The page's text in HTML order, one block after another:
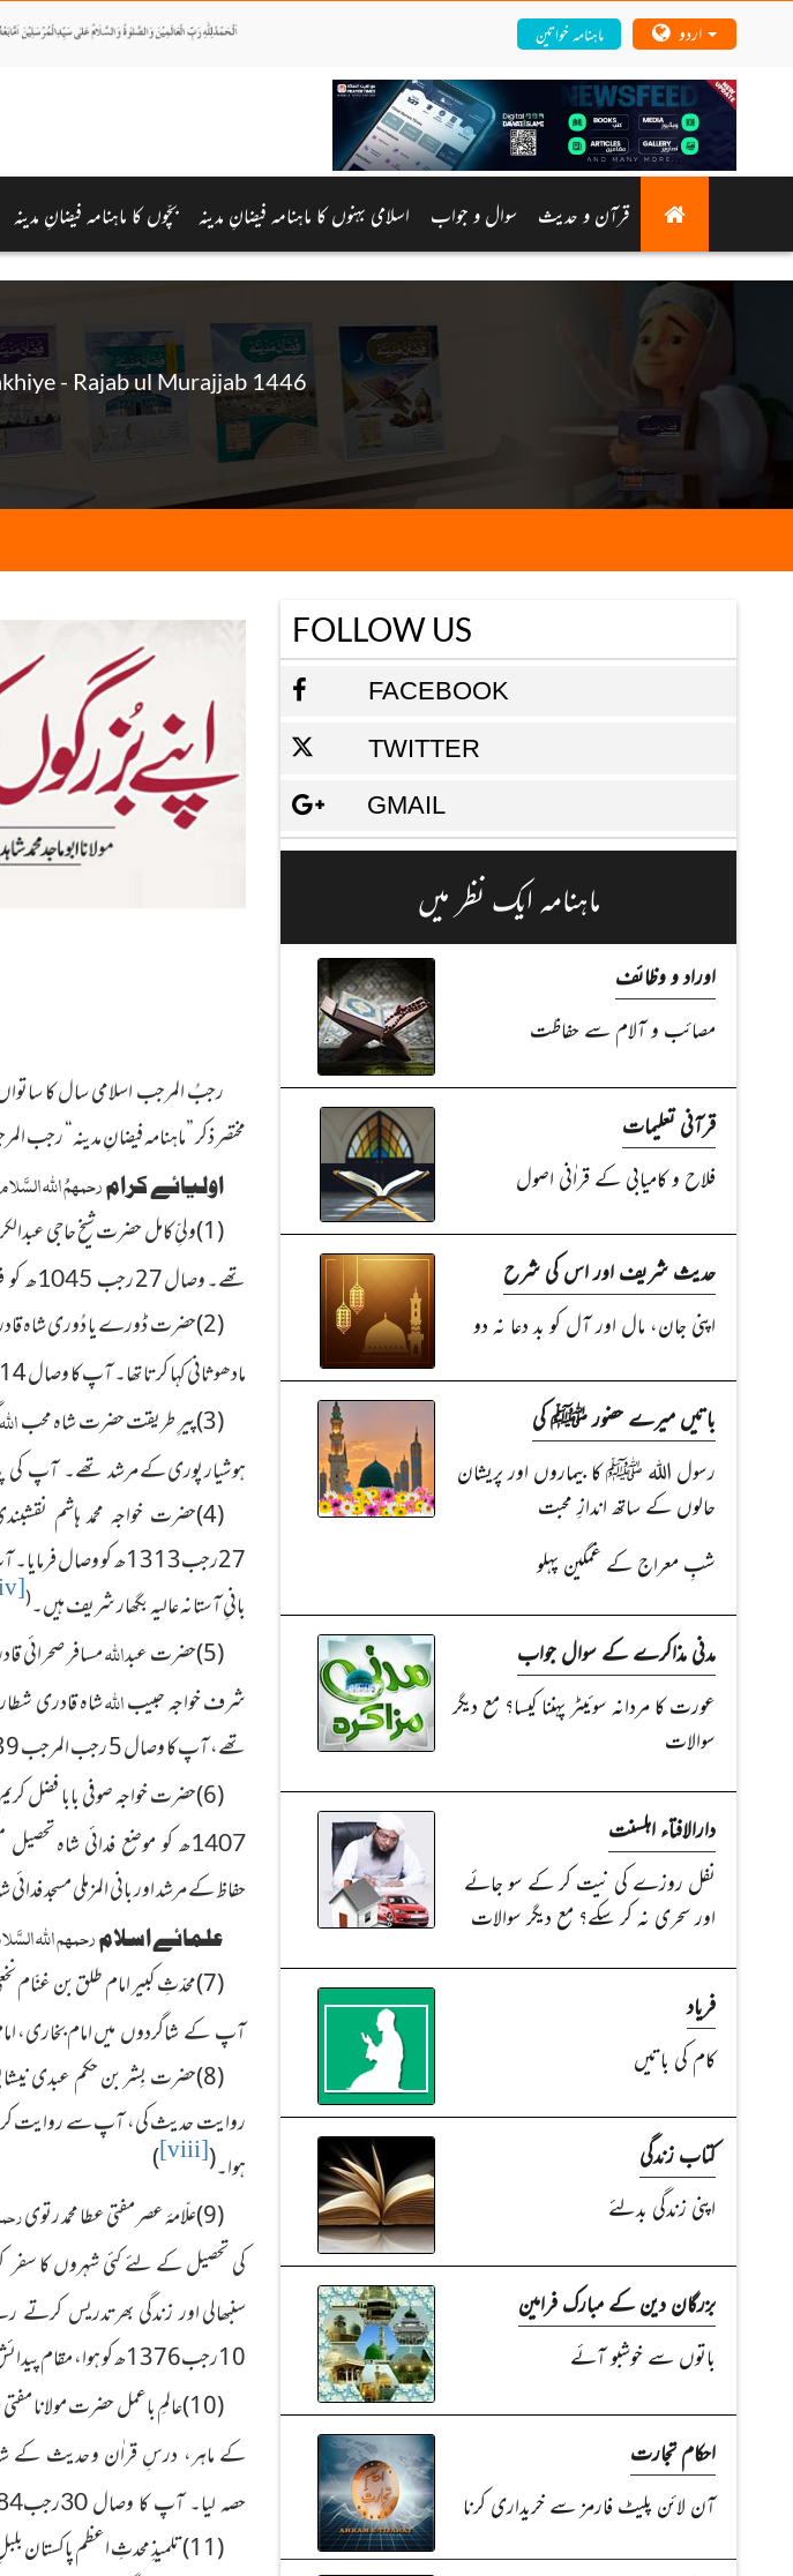
ماہنامہ خواتین
قرآن و حدیث سوال و جواب اسلامی بہنوں کا ماہنامہ فیضانِ مدینہ بچّوں کا ماہنامہ فیضانِ مدینہ
- Rajab ul Murajjab 1446
رجبُ المرجب اسلامی سال کا
مختصر ذکر ”ماہنامہ فیضانِ مدینہ“ رجب المرجب 1438ھ تا1445ھ کے شماروں میں کیا جاچکا ہے، مزید11کا تعارُف
اولیائے کرامرحمہمُ اللہ
(1)ولیِّ کامل حضرت شیخ حاجی عبدالکریم چشتی
تھے۔ وصال 27
رجب 1045ھ کو فرمایا، مزار، متصل باغ زیب النساء، نواں
(2) حضرت ڈورے یا دُوری شاہ
مادھوثانی کہا کرتا تھا۔ آپ کا وصال 14رجب 1050ھ میں ہوا۔ مزار مبارک
(3)پیرِ طریقت حضرت شاہ محب اللہ
ہوشیار پوری کےمرشد تھے۔ آپ کی
(4)حضرت خواجہ محمد ہاشم نقشبندی
27رجب1313ھ کو
بانیِ آستانہ عالیہ بگھار شریف ہیں۔(
(5) حضرت عبداللہمسافر صحرائی
شرف خواجہ حبیباللہشاہ قادری
تھے، آپ کا وصال 5 رجب المرجب 1339ھ کو ہوا، مزار باغبان پورہ قبرستان میں ہے۔
(6) حضرت خواجہ صوفی بابا فضل کریم
1407ھ کو موضع فدائی شاہ
تحصیل
حفاظ کے مرشد اور بانی المزملی مسجد
علمائے اسلامرحمہم اللہ
(7)محدّثِ کبیر امام طلق بن غنّام نخعی کوفی
آپ کے شاگردوں میںامام بخاری،
(8)حضرت بِشر بن حکم عبدی نیشاپوری
ہوا۔(
[viii]
)
(9)علّامۂ عصر مفتی عطا محمد رتوی
کی تحصیل کے لئے کئی شہروں کاسفر
سنبھالیاور زندگی بھرتدریس کرتے
10رجب1376ھ کو ہوا، مقام پیدائش میں تدفین ہوئی۔
(10)عالمِ باعمل حضرت مولانا مفتى عبدالعزىز مزنگوى
کے ماہر، درسِ قراٰن وحدیث کے
حصہ لیا۔ آپ کا وصال 30رجب1384ھ میں ہوا، تدفین
(11)تلمیذِ محدثِ اعظم پاکستان بلبلِ سندھ حضرت مولانا قاضی دوست محمد صدیقی
FOLLOW US
FACEBOOK
TWITTER
GMAIL
ماہنامہ ایک نظر میں
اوراد و وظائف
مصائب و آلام سے حفاظت
قرآنی تعلیمات
فلاح و کامیابی کے قراٰنی اصول
حدیث شریف اور اس کی شرح
اپنی جان، مال اور آل کو بد دعا نہ دو
باتیں میرے حضور ﷺ کی
رسول اللہ ﷺ کا بیماروں اور پریشان
حالوں کے ساتھ اندازِ محبت
شبِ معراج کے غمگین پہلو
مدنی مذاکرے کے سوال جواب
عورت کا مردانہ سوئیٹر پہننا کیسا؟ مع دیگر
سوالات
دارالافتاء اہلسنت
نفل روزے کی نیت کر کے سو جائے
اور سحری نہ کر سکے؟ مع دیگر سوالات
فریاد
کام کی باتیں
کتاب زندگی
اپنی زندگی بدلئے
بزرگان دین کے مبارک فرامین
باتوں سے خوشبو آئے
احکام تجارت
آن لائن پلیٹ فارمز سے خریداری کرنا